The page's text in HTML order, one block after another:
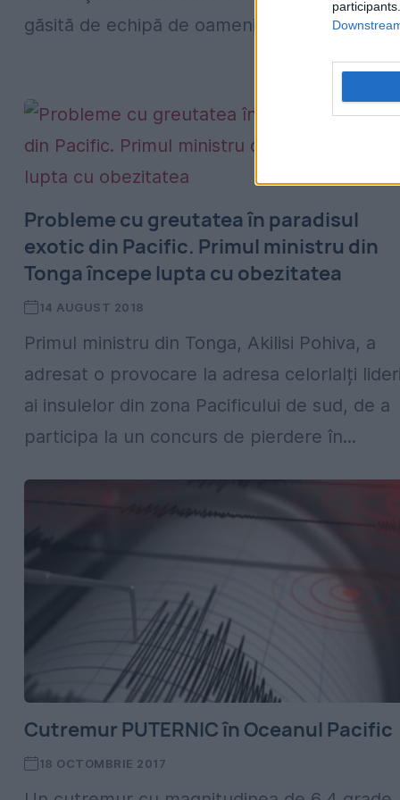
găsită de echipă de oameni de ştiinţă din...
Probleme cu greutatea în paradisul
exotic din Pacific. Primul ministru din
Tonga începe lupta cu obezitatea
14 AUGUST 2018
Primul ministru din Tonga, Akilisi Pohiva, a
adresat o provocare la adresa celorlalți lideri
ai insulelor din zona Pacificului de sud, de a
participa la un concurs de pierdere în...
Cutremur PUTERNIC în Oceanul Pacific
18 OCTOMBRIE 2017